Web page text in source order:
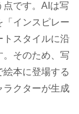
点です。AIは写
「インスピレー
トスタイルに沿
。そのため、写
本に登場する
ラクターが生成